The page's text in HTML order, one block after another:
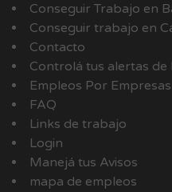
Conseguir Trabajo en
Conseguir trabajo en
Contacto
Controlá tus alertas de
Empleos Por Empresas
FAQ
Links de trabajo
Login
Manejá tus Avisos
mapa de empleos